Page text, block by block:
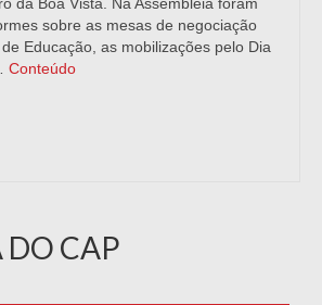
sobre as mesas de negociação
Educação, as mobilizações pelo Dia
Conteúdo
DO CAP